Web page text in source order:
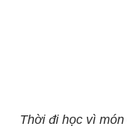
Thời đi học vì